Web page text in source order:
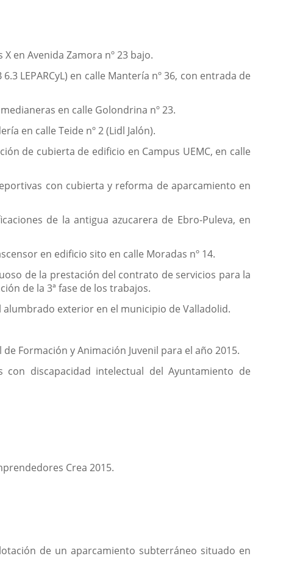
en Avenida Zamora nº 23 bajo.
LEPARCyL) en calle Mantería nº 36, con entrada de
en calle Golondrina nº 23.
en calle Teide nº 2 (Lidl Jalón).
de cubierta de edificio en Campus UEMC, en calle
con cubierta y reforma de aparcamiento en
de la antigua azucarera de Ebro-Puleva, en
en edificio sito en calle Moradas nº 14.
de la prestación del contrato de servicios para la
de la 3ª fase de los trabajos.
exterior en el municipio de Valladolid.
Formación y Animación Juvenil para el año 2015.
discapacidad intelectual del Ayuntamiento de
Crea 2015.
de un aparcamiento subterráneo situado en